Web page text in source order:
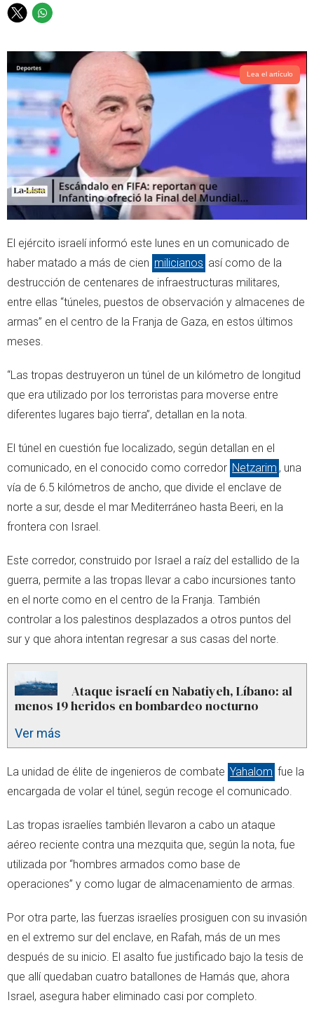
T
i
t
t
e
r
W
a
t
s
a
p
p
Lea el artículo
El ejército israelí informó este lunes en un comunicado de
haber matado a más de cien milicianos así como de la
destrucción de centenares de infraestructuras militares,
entre ellas “túneles, puestos de observación y almacenes de
armas” en el centro de la Franja de Gaza, en estos últimos
meses.
“Las tropas destruyeron un túnel de un kilómetro de longitud
que era utilizado por los terroristas para moverse entre
diferentes lugares bajo tierra”, detallan en la nota.
El túnel en cuestión fue localizado, según detallan en el
comunicado, en el conocido como corredor Netzarim , una
vía de 6.5 kilómetros de ancho, que divide el enclave de
norte a sur, desde el mar Mediterráneo hasta Beeri, en la
frontera con Israel.
Este corredor, construido por Israel a raíz del estallido de la
guerra, permite a las tropas llevar a cabo incursiones tanto
en el norte como en el centro de la Franja. También
controlar a los palestinos desplazados a otros puntos del
sur y que ahora intentan regresar a sus casas del norte.
Ataque israelí en Nabatiyeh, Líbano: al
menos 19 heridos en bombardeo nocturno
Ver más
La unidad de élite de ingenieros de combate Yahalom fue la
encargada de volar el túnel, según recoge el comunicado.
Las tropas israelíes también llevaron a cabo un ataque
aéreo reciente contra una mezquita que, según la nota, fue
utilizada por “hombres armados como base de
operaciones” y como lugar de almacenamiento de armas.
Por otra parte, las fuerzas israelíes prosiguen con su invasión
en el extremo sur del enclave, en Rafah, más de un mes
después de su inicio. El asalto fue justificado bajo la tesis de
que allí quedaban cuatro batallones de Hamás que, ahora
Israel, asegura haber eliminado casi por completo.